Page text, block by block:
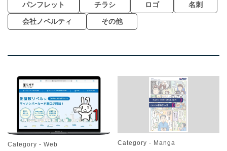
パンフレット チラシ ロゴ 名刺
会社ノベルティ その他
Category - Web Category - Manga